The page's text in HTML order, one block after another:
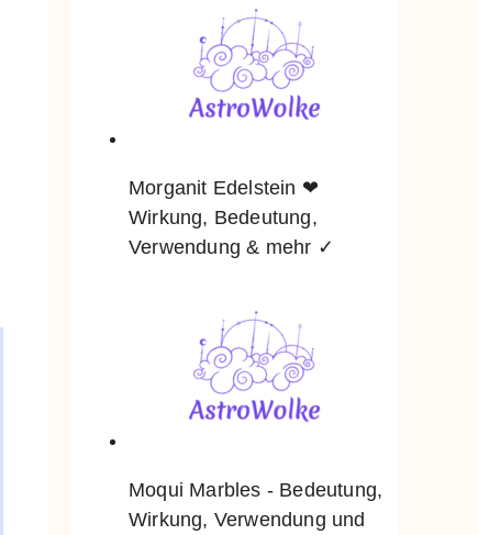
Morganit Edelstein ❤
Wirkung, Bedeutung,
Verwendung & mehr ✓
Moqui Marbles - Bedeutung,
Wirkung, Verwendung und